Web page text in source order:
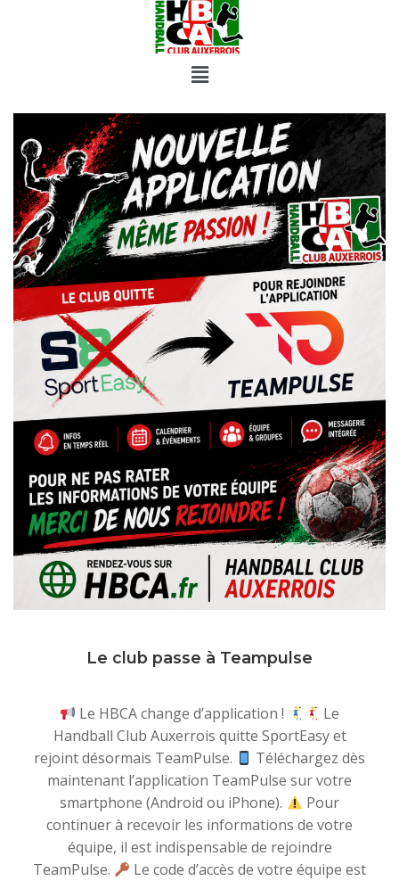
Le club passe à Teampulse
Le HBCA change d’application !
Le
Handball Club Auxerrois quitte SportEasy et
rejoint désormais TeamPulse.
Téléchargez dès
maintenant l’application TeamPulse sur votre
smartphone (Android ou iPhone).
Pour
continuer à recevoir les informations de votre
équipe, il est indispensable de rejoindre
TeamPulse.
Le code d’accès de votre équipe est